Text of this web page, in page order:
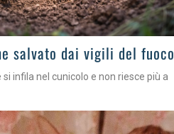
salvato dai vigili del fuoco
si infila nel cunicolo e non riesce più a